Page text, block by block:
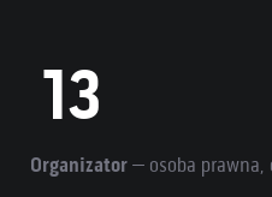
Organizator– osoba